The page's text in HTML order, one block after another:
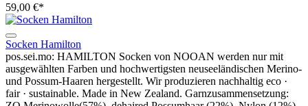
59,00 €*
Socken Hamilton
pos.sei.mo: HAMILTON Socken von NOOAN werden nur mit
ausgewählten Farben und hochwertigsten neuseeländischen Merino-
und Possum-Haaren hergestellt. Wir produzieren nachhaltig eco ·
fair · sustainable. Made in New Zealand. Garnzusammensetzung: